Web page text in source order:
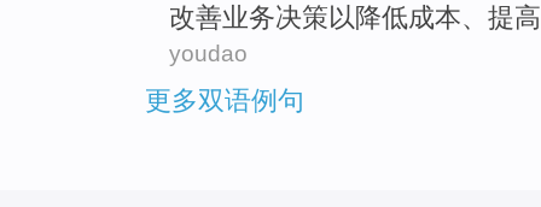
改善业务决策以降低成本、 提高
youdao
更多双语例句